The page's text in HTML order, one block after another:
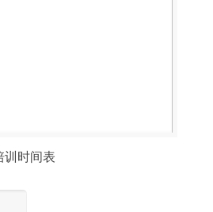
训时间表